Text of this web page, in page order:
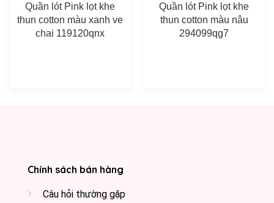
Quần lót Pink lọt khe
thun cotton màu xanh ve
chai 119120qnx
Quần lót Pink lọt khe
thun cotton màu nâu
294099qg7
Chính sách bán hàng
Câu hỏi thường gặp